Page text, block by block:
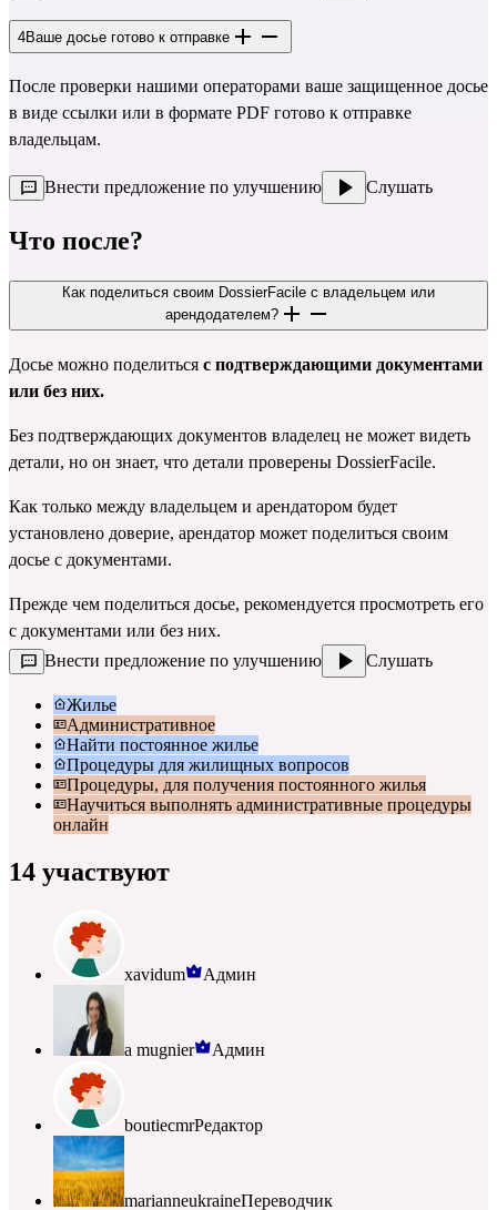
4Ваше досье готово к отправке
После проверки нашими операторами ваше защищенное досье
в виде ссылки или в формате PDF готово к отправке
владельцам.
Внести предложение по улучшению Слушать
Что после?
Как поделиться своим DossierFacile с владельцем или
арендодателем?
Досье можно поделиться с подтверждающими документами
или без них.
Без подтверждающих документов владелец не может видеть
детали, но он знает, что детали проверены DossierFacile.
Как только между владельцем и арендатором будет
установлено доверие, арендатор может поделиться своим
досье с документами.
Прежде чем поделиться досье, рекомендуется просмотреть его
с документами или без них.
Внести предложение по улучшению
Слушать
Жилье
Административное
Найти постоянное жилье
Процедуры для жилищных вопросов
Процедуры, для получения постоянного жилья
Научиться выполнять административные процедуры
онлайн
14 участвуют
xavidum Админ
a mugnier Админ
boutiecmrРедактор
marianneukraineПереводчик